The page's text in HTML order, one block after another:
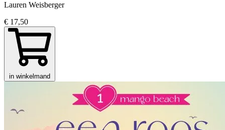
Lauren Weisberger
€ 17,50
in winkelmand